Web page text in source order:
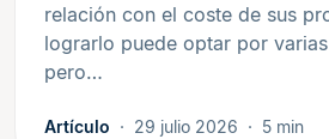
relación con el coste de sus
lograrlo puede optar por
pero…
Artículo 29 julio 2026 5 min